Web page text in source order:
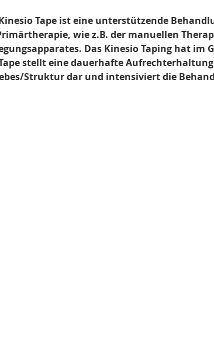
Tape ist eine unterstützende
wie z.B. der manuellen
Das Kinesio Taping hat im
stellt eine dauerhafte
Struktur dar und intensiviert die